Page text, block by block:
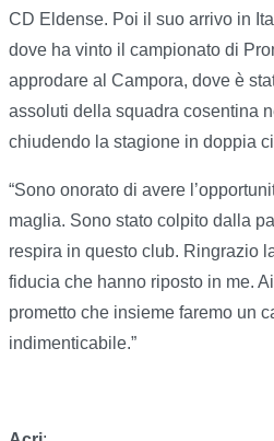
CD Eldense. Poi il suo arrivo in
dove ha vinto il campionato di
approdare al Campora, dove è
assoluti della squadra cosentina
chiudendo la stagione in doppia
“Sono onorato di avere
maglia. Sono stato colpito dalla
respira in questo club. Ringrazio
fiducia che hanno riposto in me.
prometto che insieme faremo un
indimenticabile.”